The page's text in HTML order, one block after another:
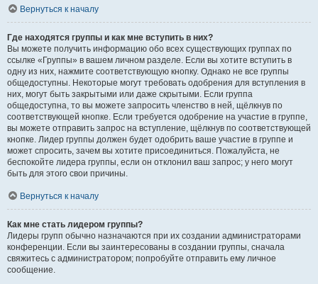
Вернуться к началу
Где находятся группы и как мне вступить в них?
Вы можете получить информацию обо всех существующих группах по
ссылке «Группы» в вашем личном разделе. Если вы хотите вступить в
одну из них, нажмите соответствующую кнопку. Однако не все группы
общедоступны. Некоторые могут требовать одобрения для вступления в
них, могут быть закрытыми или даже скрытыми. Если группа
общедоступна, то вы можете запросить членство в ней, щёлкнув по
соответствующей кнопке. Если требуется одобрение на участие в группе,
вы можете отправить запрос на вступление, щёлкнув по соответствующей
кнопке. Лидер группы должен будет одобрить ваше участие в группе и
может спросить, зачем вы хотите присоединиться. Пожалуйста, не
беспокойте лидера группы, если он отклонил ваш запрос; у него могут
быть для этого свои причины.
Вернуться к началу
Как мне стать лидером группы?
Лидеры групп обычно назначаются при их создании администраторами
конференции. Если вы заинтересованы в создании группы, сначала
свяжитесь с администратором; попробуйте отправить ему личное
сообщение.